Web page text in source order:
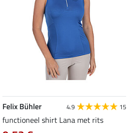
Felix Bühler 4.9 15
functioneel shirt Lana met rits